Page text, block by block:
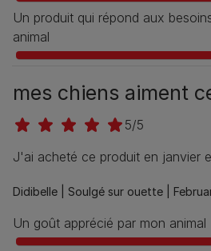
Un produit qui répond aux
animal
mes chiens aiment
5/5
J'ai acheté ce produit en janvier
Didibelle | Soulgé sur ouette |
Un goût apprécié par mon animal